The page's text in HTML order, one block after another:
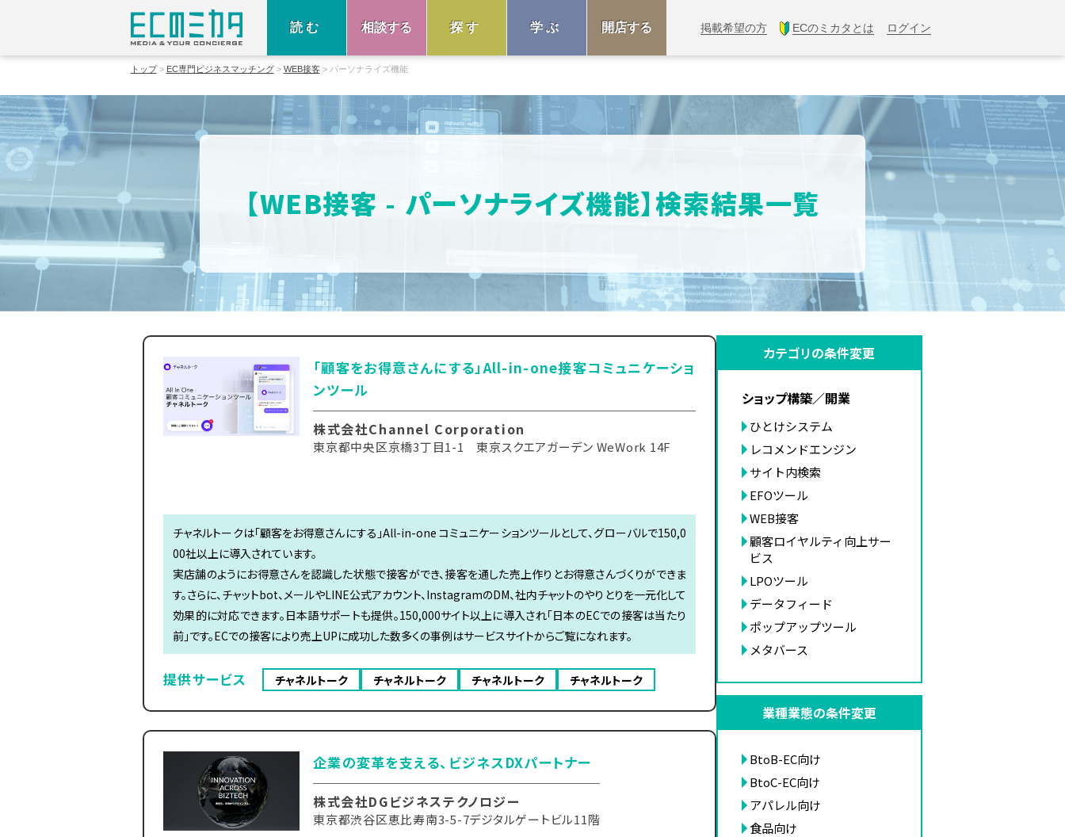
読む 相談する 探す 学ぶ 開店する 掲載希望の方 ECのミカタとは ログイン
トップ EC専門ビジネスマッチング WEB接客 パーソナライズ機能
【WEB接客 - パーソナライズ機能】検索結果一覧
「顧客をお得意さんにする」All-in-one接客コミュニケーショ
ンツール
株式会社Channel Corporation
東京都中央区京橋3丁目1-1 東京スクエアガーデン WeWork 14F
チャネルトークは「顧客をお得意さんにする」All-in-one コミュニケーションツールとして、グローバルで150,0
00社以上に導入されています。
実店舗のようにお得意さんを認識した状態で接客ができ、接客を通した売上作りとお得意さんづくりができま
す。さらに、チャットbot、メールやLINE公式アカウント、InstagramのDM、社内チャットのやりとりを一元化して
効果的に対応できます。日本語サポートも提供。150,000サイト以上に導入され「日本のECでの接客は当たり
前」です。ECでの接客により売上UPに成功した数多くの事例はサービスサイトからご覧になれます。
提供サービス チャネルトーク チャネルトーク チャネルトーク チャネルトーク
企業の変革を支える、ビジネスDXパートナー
株式会社DGビジネステクノロジー
東京都渋谷区恵比寿南3-5-7デジタルゲートビル11階
カテゴリの条件変更
ショップ構築／開業
ひとけシステム
レコメンドエンジン
サイト内検索
EFOツール
WEB接客
顧客ロイヤルティ向上サー
ビス
LPOツール
データフィード
ポップアップツール
メタバース
業種業態の条件変更
BtoB-EC向け
BtoC-EC向け
アパレル向け
食品向け